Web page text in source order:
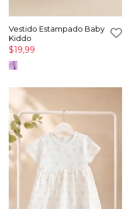
Vestido Estampado Baby
Kiddo
$19,99